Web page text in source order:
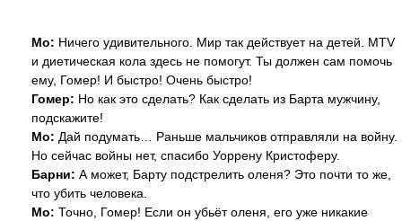
Мо: Ничего удивительного. Мир так действует на детей. MTV
и диетическая кола здесь не помогут. Ты должен сам помочь
ему, Гомер! И быстро! Очень быстро!
Гомер: Но как это сделать? Как сделать из Барта мужчину,
подскажите!
Мо: Дай подумать… Раньше мальчиков отправляли на войну.
Но сейчас войны нет, спасибо Уоррену Кристоферу.
Барни: А может, Барту подстрелить оленя? Это почти то же,
что убить человека.
Мо: Точно, Гомер! Если он убьёт оленя, его уже никакие